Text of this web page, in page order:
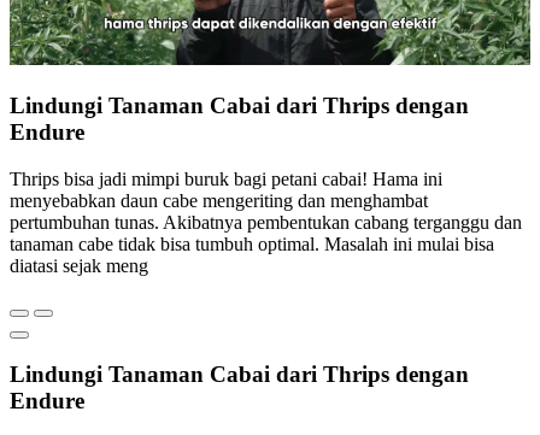
Lindungi Tanaman Cabai dari Thrips dengan
Endure
Thrips bisa jadi mimpi buruk bagi petani cabai! Hama ini
menyebabkan daun cabe mengeriting dan menghambat
pertumbuhan tunas. Akibatnya pembentukan cabang terganggu dan
tanaman cabe tidak bisa tumbuh optimal. Masalah ini mulai bisa
diatasi sejak meng
Lindungi Tanaman Cabai dari Thrips dengan
Endure